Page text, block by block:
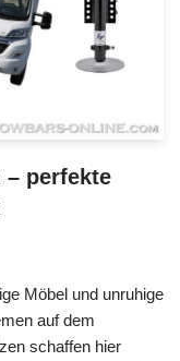
– perfekte
Möbel und unruhige
auf dem
schaffen hier